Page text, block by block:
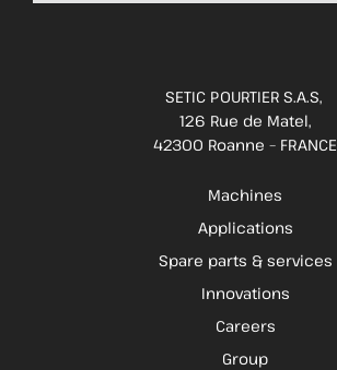
SETIC POURTIER S.A.S,
126 Rue de Matel,
42300 Roanne – FRANCE
Machines
Applications
Spare parts & services
Innovations
Careers
Group